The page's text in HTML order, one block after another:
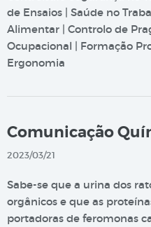
de Ensaios | Saúde no
Alimentar | Controlo de
Ocupacional | Formação
Ergonomia
Comunicação
2023/03/21
Sabe-se que a urina dos
orgânicos e que as
portadoras de feromonas